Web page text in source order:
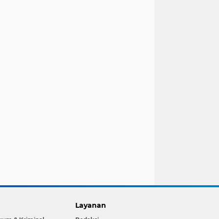
Layanan